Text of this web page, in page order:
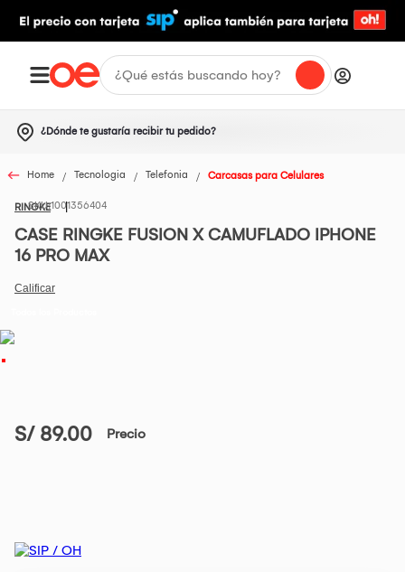
¿Dónde te gustaría recibir tu pedido?
Home Tecnologia Telefonia Carcasas para Celulares
RINGKE1001356404
CASE RINGKE FUSION X CAMUFLADO IPHONE
16 PRO MAX
S/ 89.00 Precio